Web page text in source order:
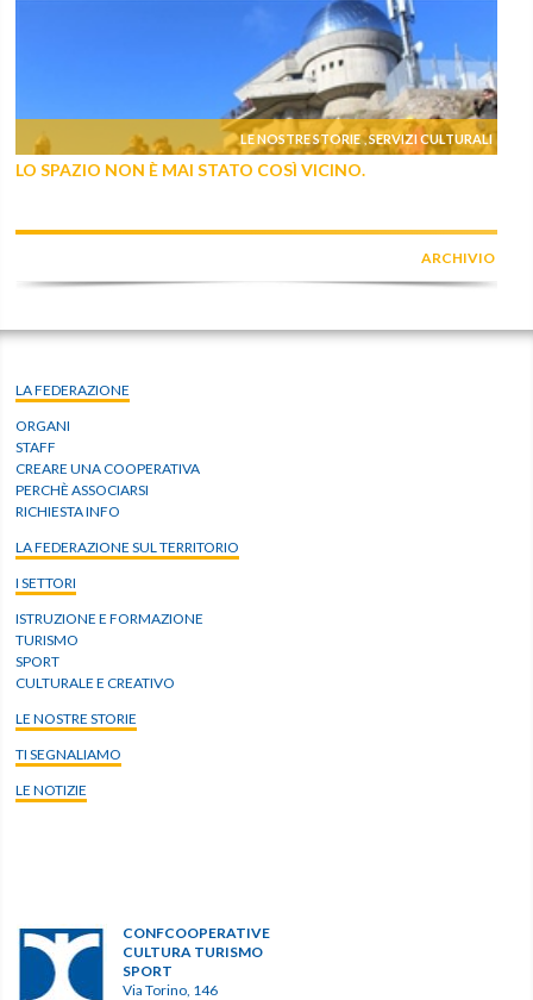
LE NOSTRE STORIE ,SERVIZI CULTURALI
LO SPAZIO NON È MAI STATO COSÌ VICINO.
ARCHIVIO
LA FEDERAZIONE
ORGANI
STAFF
CREARE UNA COOPERATIVA
PERCHÈ ASSOCIARSI
RICHIESTA INFO
LA FEDERAZIONE SUL TERRITORIO
I SETTORI
ISTRUZIONE E FORMAZIONE
TURISMO
SPORT
CULTURALE E CREATIVO
LE NOSTRE STORIE
TI SEGNALIAMO
LE NOTIZIE
CONFCOOPERATIVE
CULTURA TURISMO
SPORT
Via Torino, 146